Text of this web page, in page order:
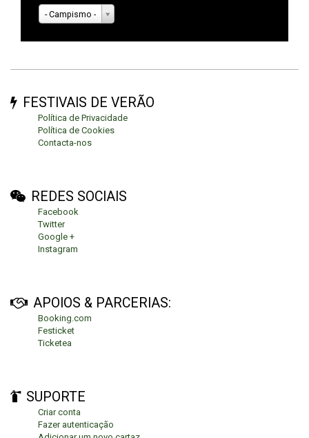
- Campismo -
FESTIVAIS DE VERÃO
Política de Privacidade
Política de Cookies
Contacta-nos
REDES SOCIAIS
Facebook
Twitter
Google +
Instagram
APOIOS & PARCERIAS:
Booking.com
Festicket
Ticketea
SUPORTE
Criar conta
Fazer autenticação